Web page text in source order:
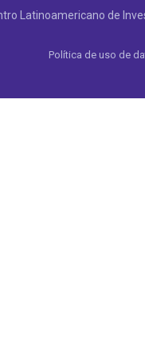
Latinoamericano de
Política de uso de